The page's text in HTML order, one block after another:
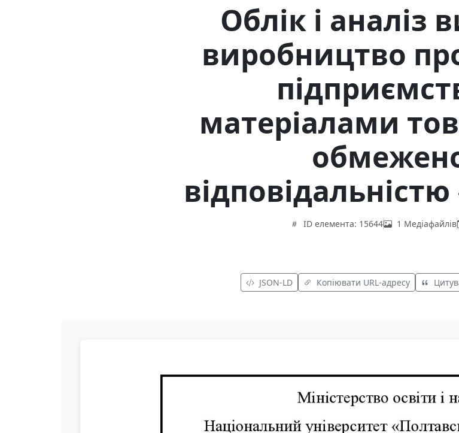
Облік і аналіз
виробництво
матеріалами
ID елемента: 15644 1 Медіафайлів
JSON-LD Копіювати URL-адресу